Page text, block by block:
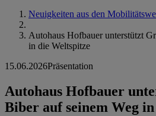
Neuigkeiten aus den
Autohaus Hofbauer unterstützt
in die Weltspitze
15.06.2026Präsentation
Autohaus Hofbauer
Biber auf seinem Weg